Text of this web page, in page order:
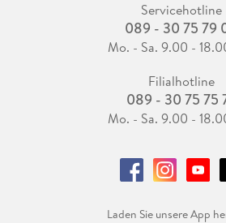
Servicehotline
089 - 30 75 79
Mo. - Sa. 9.00 -
Filialhotline
089 - 30 75 75
Mo. - Sa. 9.00 -
Laden Sie unsere App